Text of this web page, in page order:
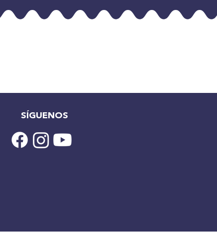
SÍGUENOS